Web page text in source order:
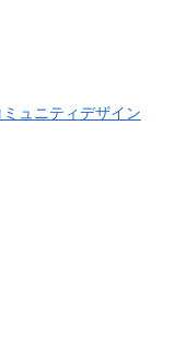
ミュニティデザイン